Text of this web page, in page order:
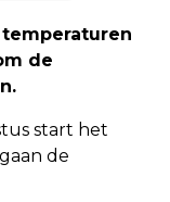
de
start het
de